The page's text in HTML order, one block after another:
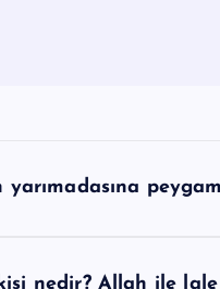
nedir? Allah ile